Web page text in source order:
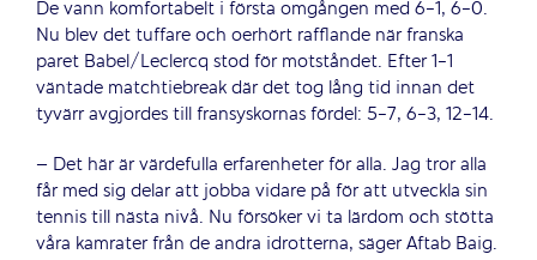
De vann komfortabelt i första omgången med 6-1, 6-0.
Nu blev det tuffare och oerhört rafflande när franska
paret Babel/Leclercq stod för motståndet. Efter 1-1
väntade matchtiebreak där det tog lång tid innan det
tyvärr avgjordes till fransyskornas fördel: 5-7, 6-3, 12-14.
– Det här är värdefulla erfarenheter för alla. Jag tror alla
får med sig delar att jobba vidare på för att utveckla sin
tennis till nästa nivå. Nu försöker vi ta lärdom och stötta
våra kamrater från de andra idrotterna, säger Aftab Baig.